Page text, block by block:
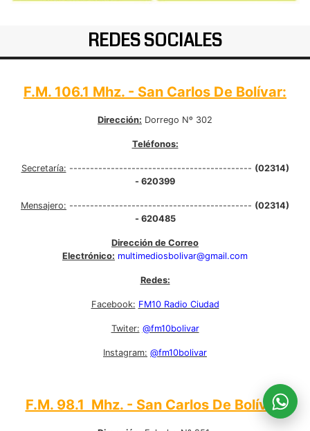
REDES SOCIALES
F.M. 106.1 Mhz. - San Carlos De Bolívar:
Dirección: Dorrego Nº 302
Teléfonos:
Secretaría: -------------------------------------------- (02314)
- 620399
Mensajero: -------------------------------------------- (02314)
- 620485
Dirección de Correo
Electrónico: multimediosbolivar@gmail.com
Redes:
Facebook: FM10 Radio Ciudad
Twiter: @fm10bolivar
Instagram: @fm10bolivar
F.M. 98.1 Mhz. - San Carlos De Bolívar: